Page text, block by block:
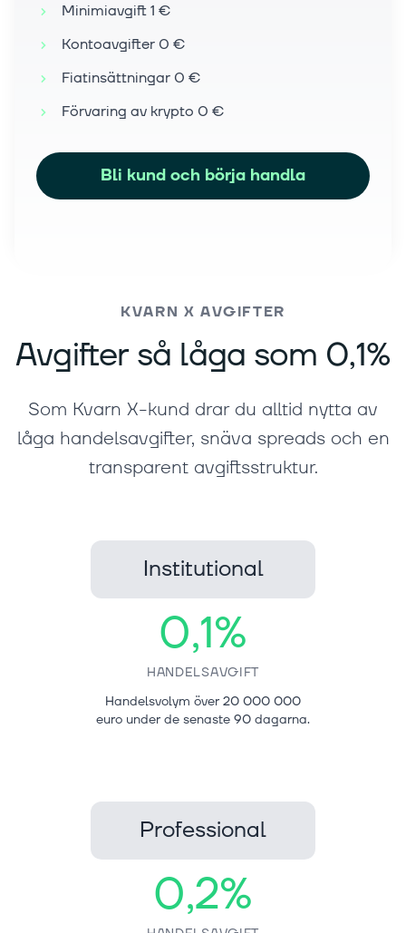
Minimiavgift 1 €
Kontoavgifter 0 €
Fiatinsättningar 0 €
Förvaring av krypto 0 €
Bli kund och börja handla
KVARN X AVGIFTER
Avgifter så låga som 0,1%
Som Kvarn X-kund drar du alltid nytta av
låga handelsavgifter, snäva spreads och en
transparent avgiftsstruktur.
Institutional
0,1%
HANDELSAVGIFT
Handelsvolym över 20 000 000
euro under de senaste 90 dagarna.
Professional
0,2%